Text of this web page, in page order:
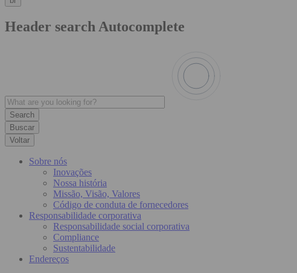
Header search Autocomplete
Buscar
Voltar
Sobre nós
Inovações
Nossa história
Missão, Visão, Valores
Código de conduta de fornecedores
Responsabilidade corporativa
Responsabilidade social corporativa
Compliance
Sustentabilidade
Endereços